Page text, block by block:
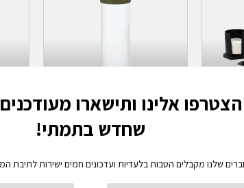
בקבוק לחליטת תה קר וחם
הריו- HARIO TEA INFUSION
BOTTLE